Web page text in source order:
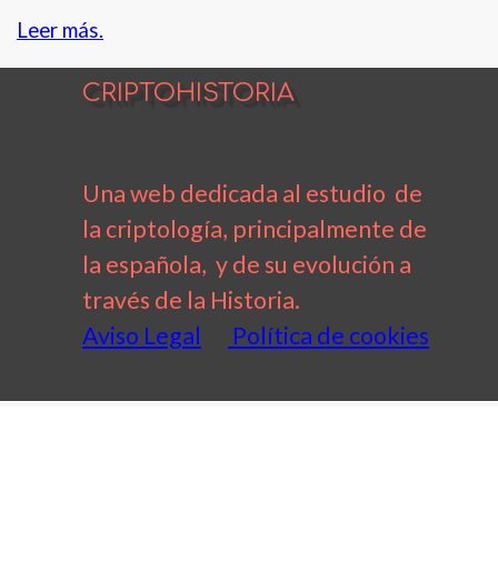
Leer más.
Una web dedicada al estudio de
la criptología, principalmente de
la española, y de su evolución a
través de la Historia.
Aviso Legal
Política de cookies
CRIPTOHISTORIA